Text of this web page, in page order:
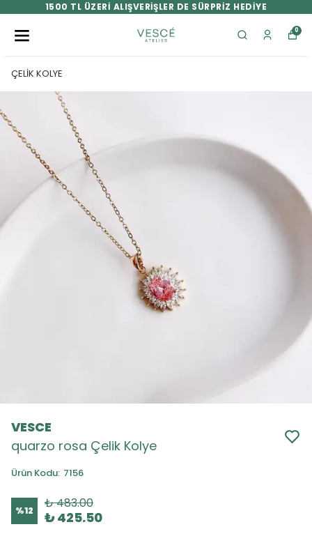
1500 TL ÜZERİ ALIŞVERİŞLER DE SÜRPRİZ HEDİYE
0
ÇELİK KOLYE
VESCE
quarzo rosa Çelik Kolye
Ürün Kodu: 7156
%12 ₺ 483.00
₺ 425.50